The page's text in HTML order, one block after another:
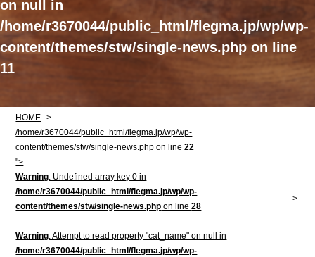
on null in
/home/r3670044/public_html/flegma.jp/wp/wp-
content/themes/stw/single-news.phpon line
11
HOME
/home/r3670044/public_html/flegma.jp/wp/wp-
content/themes/stw/single-news.php on line22
">
Warning: Undefined array key 0 in
/home/r3670044/public_html/flegma.jp/wp/wp-
content/themes/stw/single-news.php on line28
Warning: Attempt to read property "cat_name" on null in
/home/r3670044/public_html/flegma.jp/wp/wp-